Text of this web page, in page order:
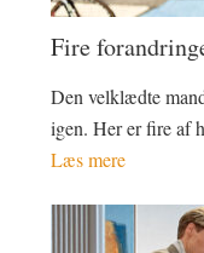
Fire
Den velklædte
igen. Her er fire af
Læs mere